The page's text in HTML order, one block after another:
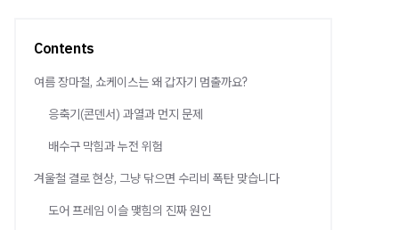
Contents
여름 장마철, 쇼케이스는 왜 갑자기 멈출까요?
응축기(콘덴서) 과열과 먼지 문제
배수구 막힘과 누전 위험
겨울철 결로 현상, 그냥 닦으면 수리비 폭탄 맞습니다
도어 프레임 이슬 맺힘의 진짜 원인